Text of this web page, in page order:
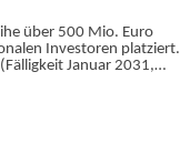
über 500 Mio. Euro
Investoren platziert.
Januar 2031,…